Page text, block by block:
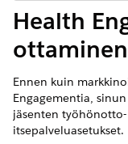
Health
Ennen kuin
Engagementia,
jäsenten
itsepalveluasetukset.